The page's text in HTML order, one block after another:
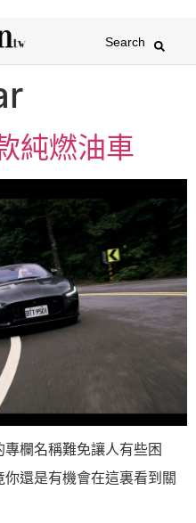
Search
純燃油車
欄名稱難免讓人有些困
還是有機會在這裏看到關